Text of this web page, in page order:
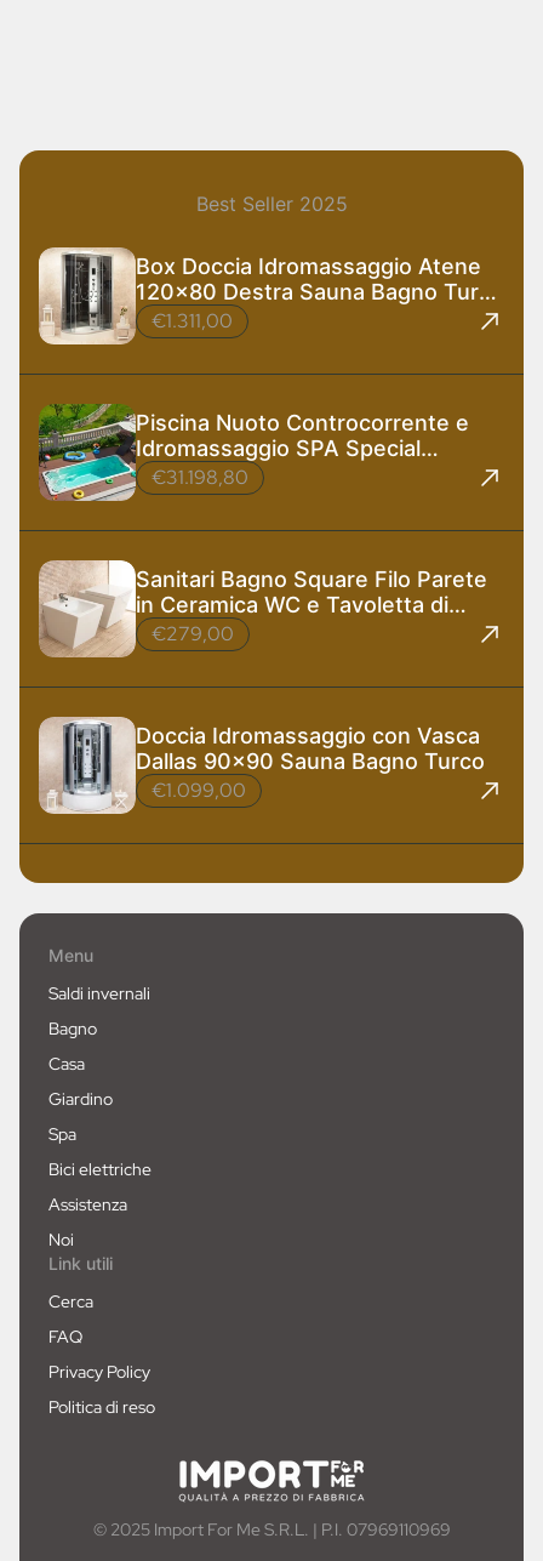
Best Seller 2025
Box Doccia Idromassaggio Atene
120x80 Destra Sauna Bagno Turco
e Ozono
€1.311,00
Piscina Nuoto Controcorrente e
Idromassaggio SPA Special
585x220 cm
€31.198,80
Sanitari Bagno Square Filo Parete
in Ceramica WC e Tavoletta di
Design
€279,00
Doccia Idromassaggio con Vasca
Dallas 90x90 Sauna Bagno Turco
€1.099,00
Menu
Saldi invernali
Bagno
Casa
Giardino
Spa
Bici elettriche
Assistenza
Noi
Link utili
Cerca
FAQ
Privacy Policy
Politica di reso
© 2025 Import For Me S.R.L. | P.I. 07969110969